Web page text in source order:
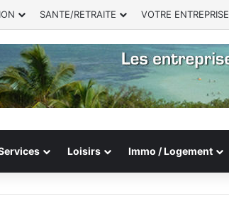
SANTE/RETRAITE VOTRE ENTREPRISE
Loisirs Immo / Logement